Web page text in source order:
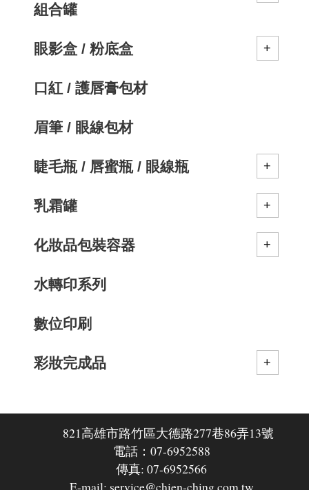
組合罐
眼影盒 / 粉底盒
口紅 / 護唇膏包材
眉筆 / 眼線包材
睫毛瓶 / 唇蜜瓶 / 眼線瓶
乳霜罐
化妝品包裝容器
水轉印系列
數位印刷
彩妝完成品
821高雄市路竹區大德路277巷86弄13號
電話：07-6952588
傳真: 07-6952566
E-mail: service@chien-ching.com.tw